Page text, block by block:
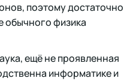
поэтому достаточно
обычного физика
ещё не проявленная
информатике и